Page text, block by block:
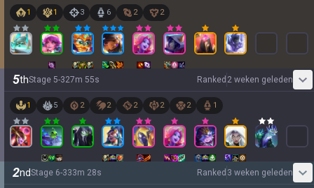
1 1 3 6 2 2
5thStage 5-327m 55s Ranked 2 weken geleden
1 5 2 2 2 2 2 1
2ndStage 6-333m 28s Ranked 3 weken geleden